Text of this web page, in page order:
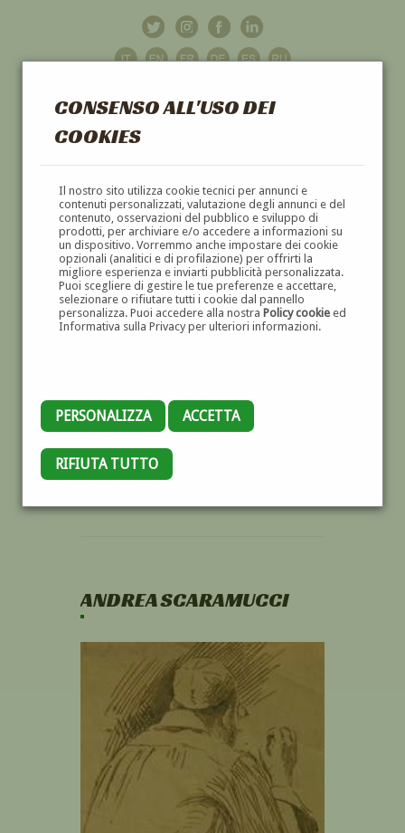
CONSENSO ALL'USO DEI
COOKIES
Il nostro sito utilizza cookie tecnici per annunci e
contenuti personalizzati, valutazione degli annunci e del
contenuto, osservazioni del pubblico e sviluppo di
prodotti, per archiviare e/o accedere a informazioni su
un dispositivo. Vorremmo anche impostare dei cookie
opzionali (analitici e di profilazione) per offrirti la
migliore esperienza e inviarti pubblicità personalizzata.
Puoi scegliere di gestire le tue preferenze e accettare,
selezionare o rifiutare tutti i cookie dal pannello
personalizza. Puoi accedere alla nostra Policy cookieed
Informativa sulla Privacy per ulteriori informazioni.
PERSONALIZZA ACCETTA
RIFIUTA TUTTO
GALLERIAD'ARTE
DIPINTI E SCULTURE '800 E '900
ANDREA SCARAMUCCI